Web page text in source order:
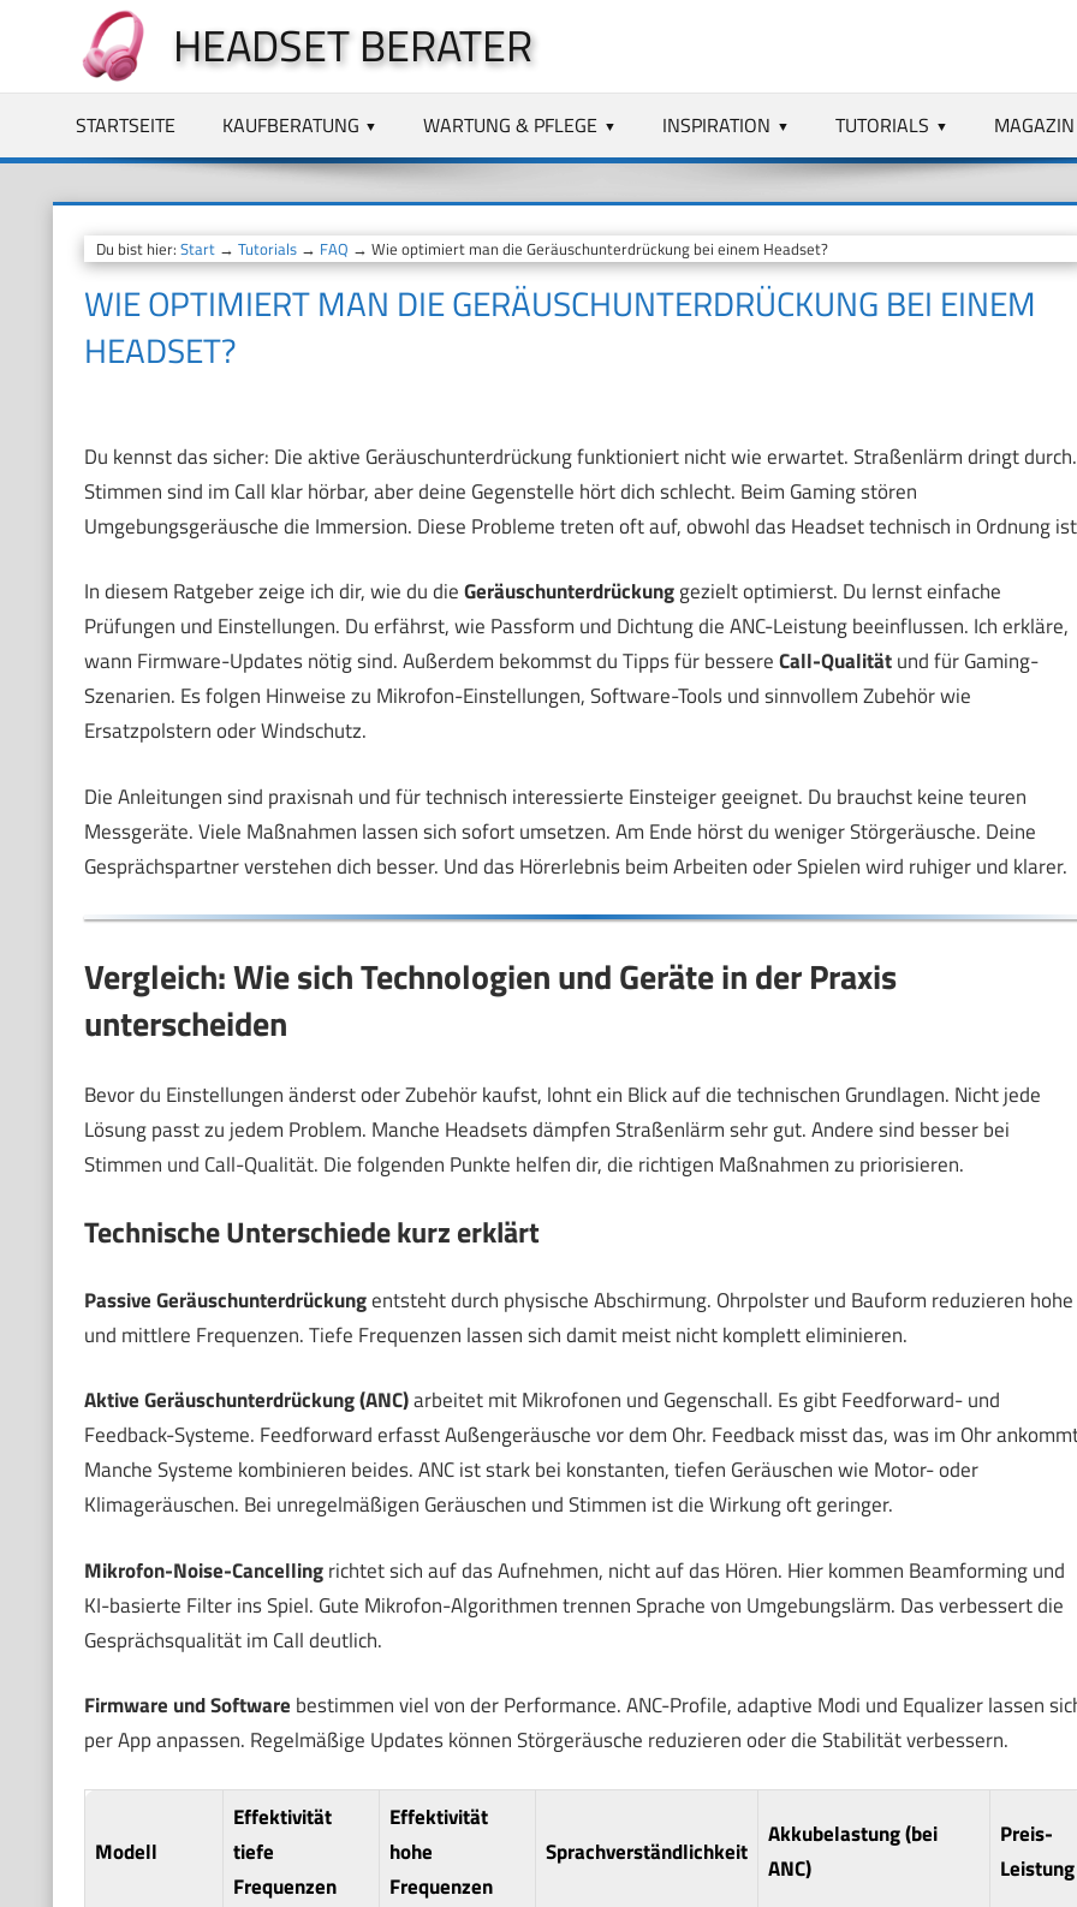
springen
HEADSET BERATER
STARTSEITE KAUFBERATUNG WARTUNG & PFLEGE INSPIRATION TUTORIALS MAGAZIN
Du bist hier: Start→ Tutorials→ FAQ → Wie optimiert man die Geräuschunterdrückung bei einem Headset?
WIE OPTIMIERT MAN DIE GERÄUSCHUNTERDRÜCKUNG BEI EINEM
HEADSET?
Du kennst das sicher: Die aktive Geräuschunterdrückung funktioniert nicht wie erwartet. Straßenlärm dringt durch.
Stimmen sind im Call klar hörbar, aber deine Gegenstelle hört dich schlecht. Beim Gaming stören
Umgebungsgeräusche die Immersion. Diese Probleme treten oft auf, obwohl das Headset technisch in Ordnung
In diesem Ratgeber zeige ich dir, wie du dieGeräuschunterdrückunggezielt optimierst. Du lernst einfache
Prüfungen und Einstellungen. Du erfährst, wie Passform und Dichtung die ANC-Leistung beeinflussen. Ich erkläre,
wann Firmware-Updates nötig sind. Außerdem bekommst du Tipps für bessereCall-Qualitätund für Gaming-
Szenarien. Es folgen Hinweise zu Mikrofon-Einstellungen, Software-Tools und sinnvollem Zubehör wie
Ersatzpolstern oder Windschutz.
Die Anleitungen sind praxisnah und für technisch interessierte Einsteiger geeignet. Du brauchst keine teuren
Messgeräte. Viele Maßnahmen lassen sich sofort umsetzen. Am Ende hörst du weniger Störgeräusche. Deine
Gesprächspartner verstehen dich besser. Und das Hörerlebnis beim Arbeiten oder Spielen wird ruhiger und klarer.
Vergleich: Wie sich Technologien und Geräte in der Praxis
unterscheiden
Bevor du Einstellungen änderst oder Zubehör kaufst, lohnt ein Blick auf die technischen Grundlagen. Nicht jede
Lösung passt zu jedem Problem. Manche Headsets dämpfen Straßenlärm sehr gut. Andere sind besser bei
Stimmen und Call-Qualität. Die folgenden Punkte helfen dir, die richtigen Maßnahmen zu priorisieren.
Technische Unterschiede kurz erklärt
Passive Geräuschunterdrückungentsteht durch physische Abschirmung. Ohrpolster und Bauform reduzieren hohe
und mittlere Frequenzen. Tiefe Frequenzen lassen sich damit meist nicht komplett eliminieren.
Aktive Geräuschunterdrückung (ANC)arbeitet mit Mikrofonen und Gegenschall. Es gibt Feedforward- und
Feedback-Systeme. Feedforward erfasst Außengeräusche vor dem Ohr. Feedback misst das, was im Ohr
Manche Systeme kombinieren beides. ANC ist stark bei konstanten, tiefen Geräuschen wie Motor- oder
Klimageräuschen. Bei unregelmäßigen Geräuschen und Stimmen ist die Wirkung oft geringer.
Mikrofon-Noise-Cancellingrichtet sich auf das Aufnehmen, nicht auf das Hören. Hier kommen Beamforming und
KI-basierte Filter ins Spiel. Gute Mikrofon-Algorithmen trennen Sprache von Umgebungslärm. Das verbessert die
Gesprächsqualität im Call deutlich.
Firmware und Software bestimmen viel von der Performance. ANC-Profile, adaptive Modi und Equalizer lassen
per App anpassen. Regelmäßige Updates können Störgeräusche reduzieren oder die Stabilität verbessern.
Modell
Effektivität
tiefe
Frequenzen
Effektivität
hohe
Frequenzen
Sprachverständlichkeit
Akkubelastung (bei
ANC)
Preis-
Leistung